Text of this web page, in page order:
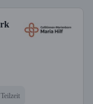
Teilzeit